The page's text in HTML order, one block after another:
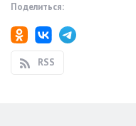
Поделиться:
RSS